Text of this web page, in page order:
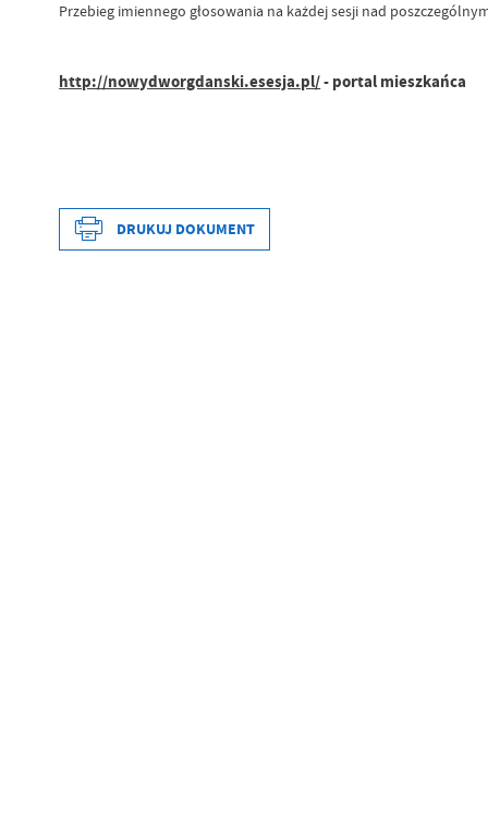
Przebieg imiennego głosowania na każdej sesji nad
http://nowydworgdanski.esesja.pl/- portal mieszkańca
Data wytworzenia
DRUKUJ DOKUMENT